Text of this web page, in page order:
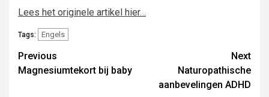
Lees het originele artikel hier…
Tags: Engels
Post
navigation
Previous
Magnesiumtekort bij baby
Next
Naturopathische
aanbevelingen ADHD